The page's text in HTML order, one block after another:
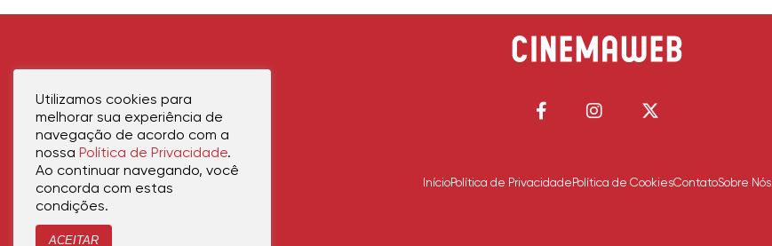
InícioPolítica de Privacidade Política de CookiesContatoSobre Nós
Utilizamos cookies para
melhorar sua experiência de
navegação de acordo com a
nossa Política de Privacidade.
Ao continuar navegando, você
concorda com estas
condições.
ACEITAR